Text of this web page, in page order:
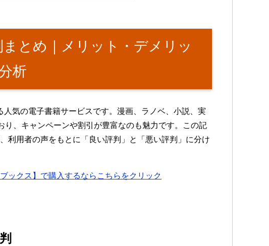
とめ｜メリット・デメリッ
析
気の電子書籍サービスです。漫画、ラノベ、小説、実
り、キャンペーンや割引が豊富なのも魅力です。この記
利用者の声をもとに「良い評判」と「悪い評判」に分け
ックス】で購入するならこちらをクリック